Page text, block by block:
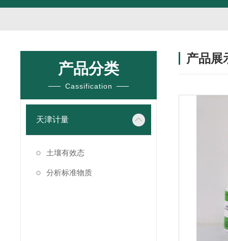
产品分类
Cassification
天津计量
土壤有效态
分析标准物质
产品展